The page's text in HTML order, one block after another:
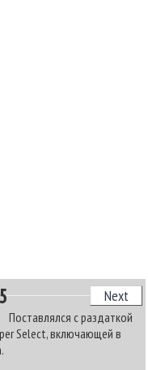
Next
Поставлялся с раздаткой
Select, включающей в